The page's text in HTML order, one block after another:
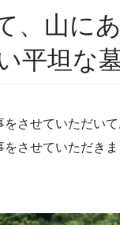
、山に
平坦な
させていただい
させていただきま